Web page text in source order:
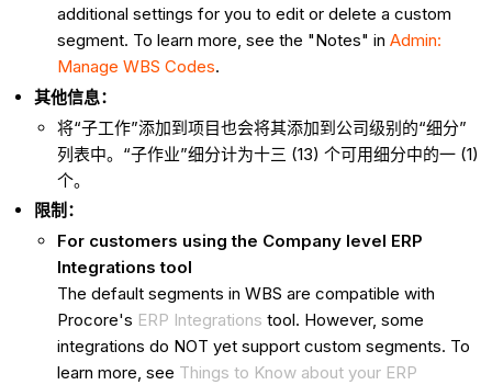
additional settings for you to edit or delete a custom
segment. To learn more, see the "Notes" inAdmin:
Manage WBS Codes.
其他信息：
将“子工作”添加到项目也会将其添加到公司级别的“细分”
列表中。“子作业”细分计为十三 (13) 个可用细分中的一 (1)
个。
限制：
For customers using the Company level ERP
Integrations tool
The default segments in WBS are compatible with
Procore's ERP Integrations tool. However, some
integrations do NOT yet support custom segments. To
learn more, see Things to Know about your ERP